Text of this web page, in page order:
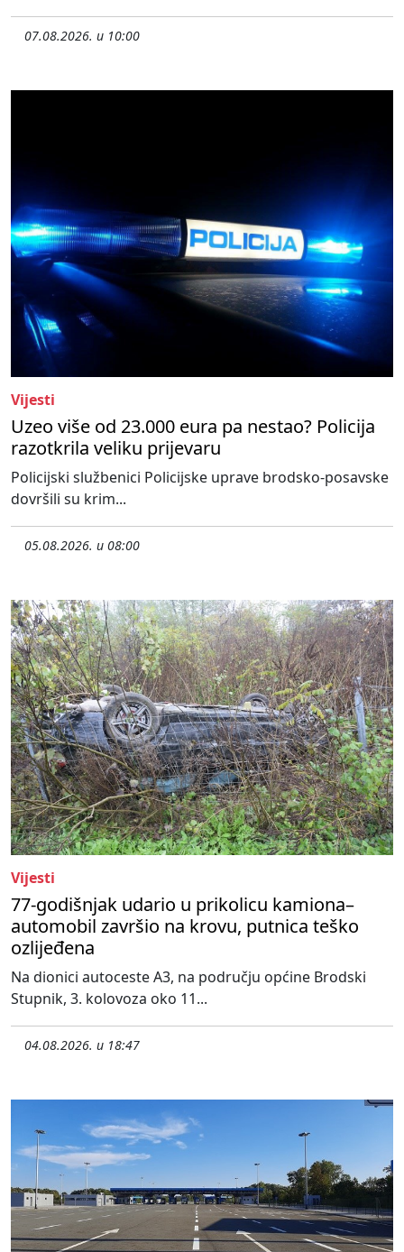
07.08.2026. u 10:00
Vijesti
Uzeo više od 23.000 eura pa nestao? Policija
razotkrila veliku prijevaru
Policijski službenici Policijske uprave brodsko-posavske
dovršili su krim...
05.08.2026. u 08:00
Vijesti
77-godišnjak udario u prikolicu kamiona–
automobil završio na krovu, putnica teško
ozlijeđena
Na dionici autoceste A3, na području općine Brodski
Stupnik, 3. kolovoza oko 11...
04.08.2026. u 18:47